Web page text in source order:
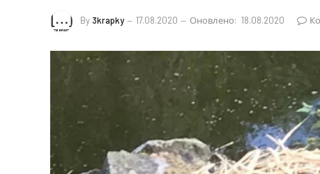
By 3krapky 17.08.2020 Оновлено: 18.08.2020